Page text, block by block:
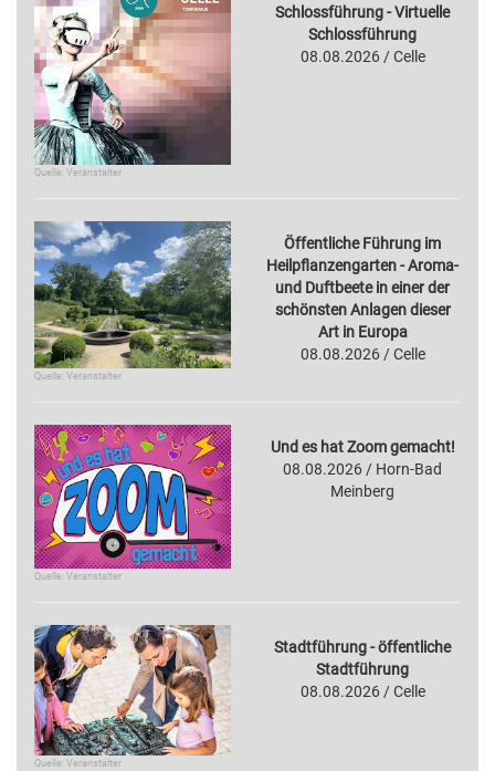
Quelle: Veranstalter
Schlossführung - Virtuelle
Schlossführung
08.08.2026 / Celle
Quelle: Veranstalter
Öffentliche Führung im
Heilpflanzengarten - Aroma-
und Duftbeete in einer der
schönsten Anlagen dieser
Art in Europa
08.08.2026 / Celle
Quelle: Veranstalter
Und es hat Zoom gemacht!
08.08.2026 / Horn-Bad
Meinberg
Quelle: Veranstalter
Stadtführung - öffentliche
Stadtführung
08.08.2026 / Celle